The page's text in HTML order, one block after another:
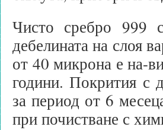
Чисто сребро 999
дебелината на слоя
от 40 микрона е на-
години. Покрития с
за период от 6
при почистване с